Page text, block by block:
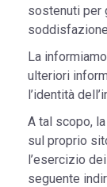
sostenuti per
La
ulteriori
l’identità
A tal scopo,
sul proprio
l’esercizio
seguente